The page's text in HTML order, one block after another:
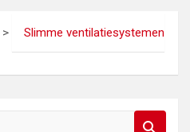
>
Slimme ventilatiesystemen